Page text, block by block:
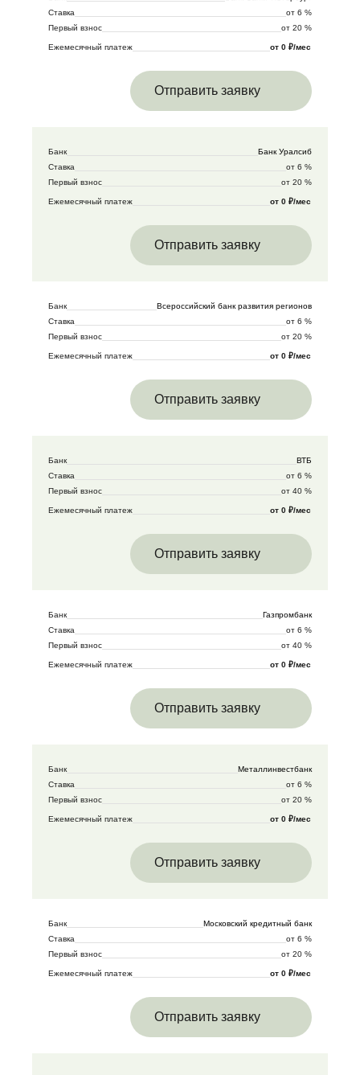
Ставка
от 6 %
Первый взнос
от 20 %
Ежемесячный платеж от 0 ₽/мес
Отправить заявку
Банк
Банк Уралсиб
Ставка
от 6 %
Первый взнос
от 20 %
Ежемесячный платеж от 0 ₽/мес
Отправить заявку
Банк
Всероссийский банк развития регионов
Ставка
от 6 %
Первый взнос
от 20 %
Ежемесячный платеж от 0 ₽/мес
Отправить заявку
Банк
ВТБ
Ставка
от 6 %
Первый взнос
от 40 %
Ежемесячный платеж от 0 ₽/мес
Отправить заявку
Банк
Газпромбанк
Ставка
от 6 %
Первый взнос
от 40 %
Ежемесячный платеж от 0 ₽/мес
Отправить заявку
Банк
Металлинвестбанк
Ставка
от 6 %
Первый взнос
от 20 %
Ежемесячный платеж от 0 ₽/мес
Отправить заявку
Банк
Московский кредитный банк
Ставка
от 6 %
Первый взнос
от 20 %
Ежемесячный платеж от 0 ₽/мес
Отправить заявку